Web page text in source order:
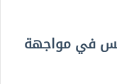
في مواجهة